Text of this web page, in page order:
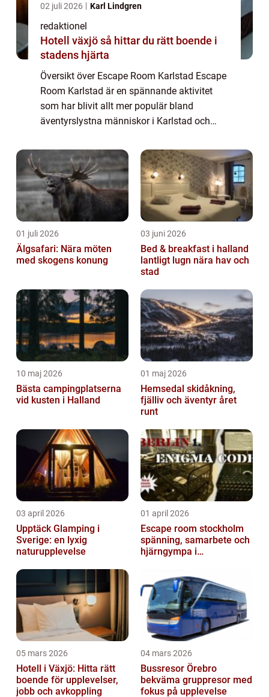
02 juli 2026 Karl Lindgren
redaktionel
Hotell växjö så hittar du rätt boende i
stadens hjärta
Översikt över Escape Room Karlstad Escape
Room Karlstad är en spännande aktivitet
som har blivit allt mer populär bland
äventyrslystna människor i Karlstad och
beskrivas som ett realistiskt äventyrspussel
där del...
01 juli 2026
Älgsafari: Nära möten
med skogens konung
03 juni 2026
Bed & breakfast i halland
lantligt lugn nära hav och
stad
10 maj 2026
Bästa campingplatserna
vid kusten i Halland
01 maj 2026
Hemsedal skidåkning,
fjälliv och äventyr året
runt
03 april 2026
Upptäck Glamping i
Sverige: en lyxig
naturupplevelse
01 april 2026
Escape room stockholm
spänning, samarbete och
hjärngympa i
05 mars 2026
Hotell i Växjö: Hitta rätt
boende för upplevelser,
jobb och avkoppling
04 mars 2026
Bussresor Örebro
bekväma gruppresor med
fokus på upplevelse